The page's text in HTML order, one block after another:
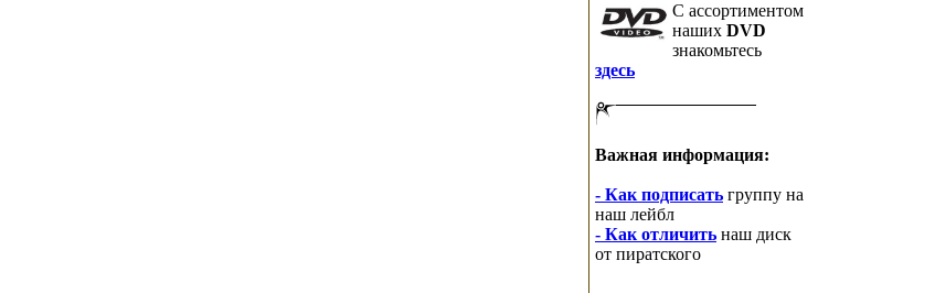
C ассортиментом
наших DVD
знакомьтесь
здесь
Важная информация:
- Как подписать группу на
наш лейбл
- Как отличить наш диск
от пиратского